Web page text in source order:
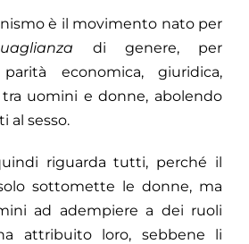
è il movimento nato per
di genere, per
economica, giuridica,
uomini e donne, abolendo
al sesso.
riguarda tutti, perché il
sottomette le donne, ma
ad adempiere a dei ruoli
attribuito loro, sebbene li